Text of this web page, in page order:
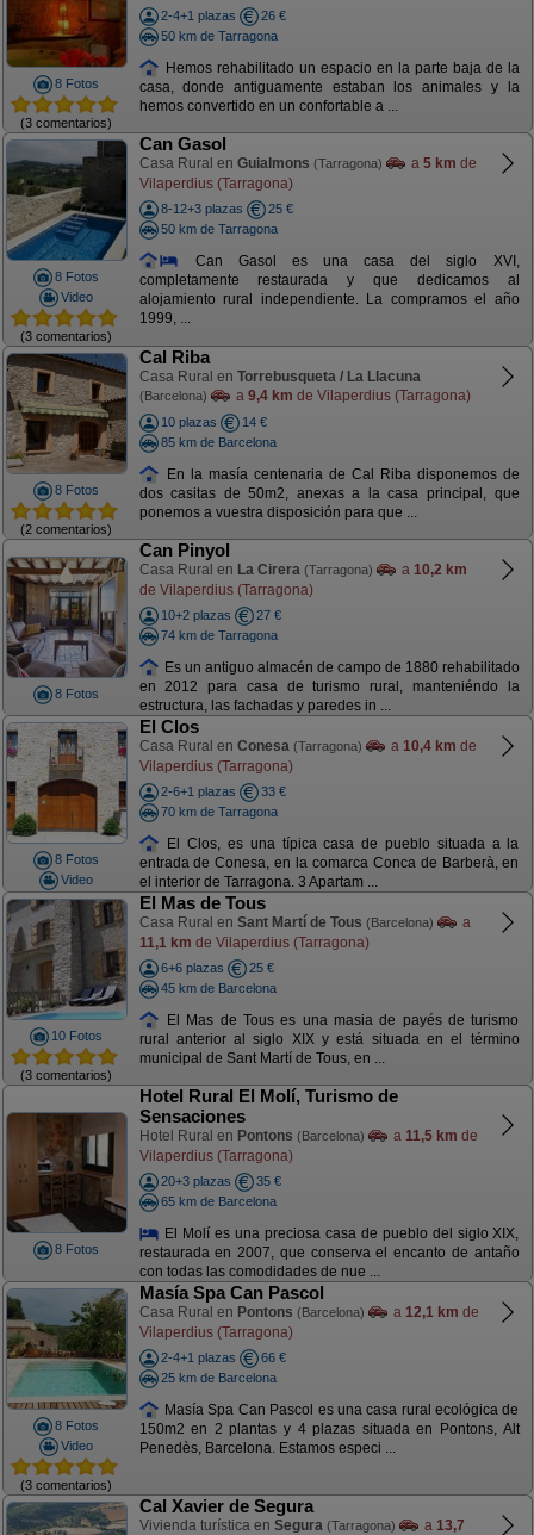
8 Fotos
(3 comentarios)
2-4+1 plazas
26 €
50 km de Tarragona
Hemos rehabilitado un espacio en la parte baja de la
casa, donde antiguamente estaban los animales y la
hemos convertido en un confortable a ...
8 Fotos
Video
(3 comentarios)
Can Gasol
Casa Rural en Guialmons (Tarragona) a 5 km de
Vilaperdius (Tarragona)
8-12+3 plazas
25 €
50 km de Tarragona
Can Gasol es una casa del siglo XVI,
completamente restaurada y que dedicamos al
alojamiento rural independiente. La compramos el año
1999, ...
8 Fotos
(2 comentarios)
Cal Riba
Casa Rural en Torrebusqueta / La Llacuna
(Barcelona) a 9,4 km de Vilaperdius (Tarragona)
10 plazas
14 €
85 km de Barcelona
En la masía centenaria de Cal Riba disponemos de
dos casitas de 50m2, anexas a la casa principal, que
ponemos a vuestra disposición para que ...
8 Fotos
Can Pinyol
Casa Rural en La Cirera (Tarragona) a 10,2 km
de Vilaperdius (Tarragona)
10+2 plazas
27 €
74 km de Tarragona
Es un antiguo almacén de campo de 1880 rehabilitado
en 2012 para casa de turismo rural, manteniéndo la
estructura, las fachadas y paredes in ...
8 Fotos
Video
El Clos
Casa Rural en Conesa (Tarragona) a 10,4 km de
Vilaperdius (Tarragona)
2-6+1 plazas
33 €
70 km de Tarragona
El Clos, es una típica casa de pueblo situada a la
entrada de Conesa, en la comarca Conca de Barberà, en
el interior de Tarragona. 3 Apartam ...
10 Fotos
(3 comentarios)
El Mas de Tous
Casa Rural en Sant Martí de Tous (Barcelona)
a
11,1 km de Vilaperdius (Tarragona)
6+6 plazas
25 €
45 km de Barcelona
El Mas de Tous es una masia de payés de turismo
rural anterior al siglo XIX y está situada en el término
municipal de Sant Martí de Tous, en ...
8 Fotos
Hotel Rural El Molí, Turismo de
Sensaciones
Hotel Rural en Pontons (Barcelona) a 11,5 km de
Vilaperdius (Tarragona)
20+3 plazas
35 €
65 km de Barcelona
El Molí es una preciosa casa de pueblo del siglo XIX,
restaurada en 2007, que conserva el encanto de antaño
con todas las comodidades de nue ...
8 Fotos
Video
(3 comentarios)
Masía Spa Can Pascol
Casa Rural en Pontons (Barcelona) a 12,1 km de
Vilaperdius (Tarragona)
2-4+1 plazas
66 €
25 km de Barcelona
Masía Spa Can Pascol es una casa rural ecológica de
150m2 en 2 plantas y 4 plazas situada en Pontons, Alt
Penedès, Barcelona. Estamos especi ...
Cal Xavier de Segura
Vivienda turística en Segura (Tarragona) a 13,7